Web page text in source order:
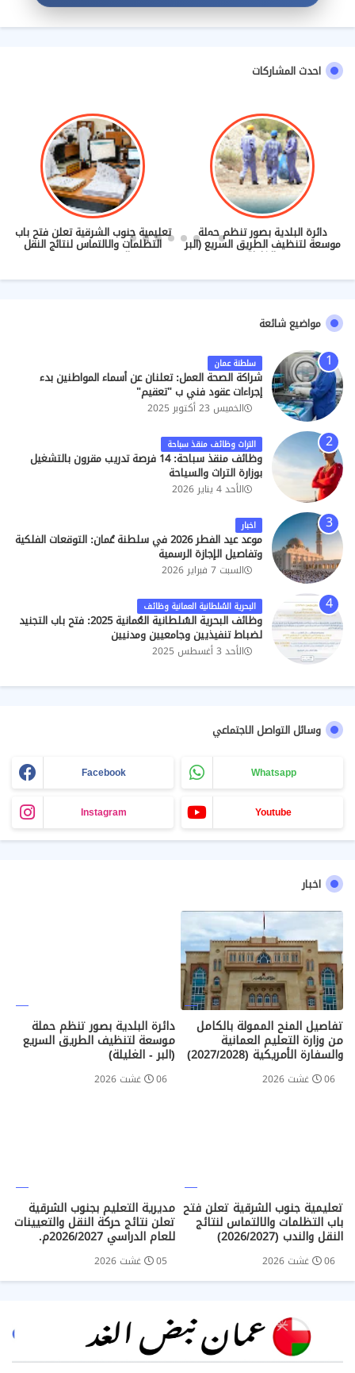
احدث المشاركات
دائرة البلدية بصور تنظم حملة
موسعة لتنظيف الطريق السريع (البر
- الغليلة)
تعليمية جنوب الشرقية تعلن فتح باب
التظلمات والالتماس لنتائج النقل
والندب (2026/2027)
مواضيع شائعة
سلطنة عمان
شراكة الصحة العمل: تعلنان عن أسماء المواطنين بدء
إجراءات عقود فني ب "تعقيم"
الخميس 23 أكتوبر 2025
التراث وظائف منقذ سباحة
وظائف منقذ سباحة: 14 فرصة تدريب مقرون بالتشغيل
بوزارة التراث والسياحة
الأحد 4 يناير 2026
اخبار
موعد عيد الفطر 2026 في سلطنة عُمان: التوقعات الفلكية
وتفاصيل الإجازة الرسمية
السبت 7 فبراير 2026
البحرية السُلطانية العمانية وظائف
وظائف البحرية السُلطانية العُمانية 2025: فتح باب التجنيد
لضباط تنفيذيين وجامعيين ومدنيين
الأحد 3 أغسطس 2025
وسائل التواصل الاجتماعي
Facebook Whatsapp
Instagram Youtube
اخبار
تفاصيل المنح الممولة بالكامل
من وزارة التعليم العمانية
والسفارة الأمريكية (2027/2028)
06 غشت 2026
دائرة البلدية بصور تنظم حملة
موسعة لتنظيف الطريق السريع
(البر - الغليلة)
06 غشت 2026
تعليمية جنوب الشرقية تعلن فتح
باب التظلمات والالتماس لنتائج
النقل والندب (2026/2027)
06 غشت 2026
مديرية التعليم بجنوب الشرقية
تعلن نتائج حركة النقل والتعيينات
للعام الدراسي 2026/2027م.
05 غشت 2026